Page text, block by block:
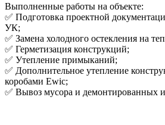
Выполненные работы на объекте:
✅ Подготовка проектной
УК;
✅ Замена холодного остекления на
✅ Герметизация конструкций;
✅ Утепление примыканий;
✅ Дополнительное утепление
коробами Ewic;
✅ Вывоз мусора и демонтированных